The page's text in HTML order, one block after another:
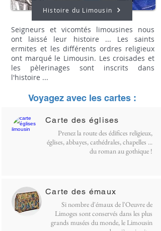
Histoire du Limousin
Seigneurs et vicomtés limousines nous
ont laissé leur histoire ... Les saints
ermites et les différents ordres religieux
ont marqué le Limousin. Les croisades et
les pèlerinages sont inscrits dans
l'histoire ...
Voyagez avec les cartes :
Carte des églises
Prenez la route des édifices religieux,
églises, abbayes, cathédrales, chapelles ...
du roman au gothique !
Carte des émaux
Si nombre d'émaux de l'Oeuvre de
Limoges sont conservés dans les plus
grands musées du monde, le Limousin